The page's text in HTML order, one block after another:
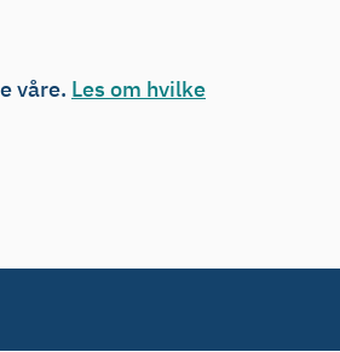
våre. Les om hvilke